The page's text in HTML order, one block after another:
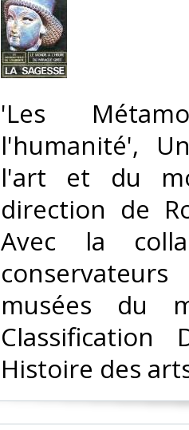
‎'Les
l'humanité',
l'art et du
direction de
Avec la
musées du
Classification
Histoire des